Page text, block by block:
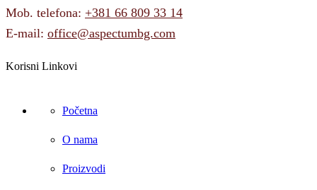
Mob. telefona: +381 66 809 33 14
E-mail: office@aspectumbg.com
Korisni Linkovi
Početna
O nama
Proizvodi